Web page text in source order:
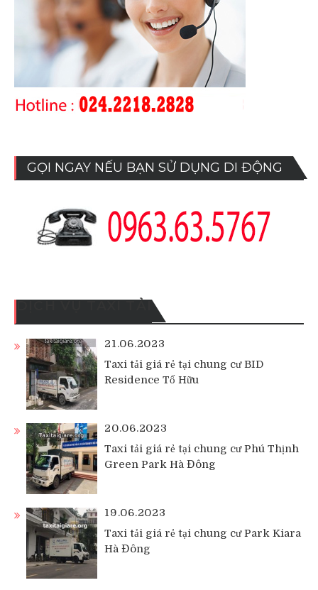
GỌI NGAY NẾU BẠN SỬ DỤNG DI ĐỘNG
21.06.2023
Taxi tải giá rẻ tại chung cư BID
Residence Tố Hữu
20.06.2023
Taxi tải giá rẻ tại chung cư Phú Thịnh
Green Park Hà Đông
19.06.2023
Taxi tải giá rẻ tại chung cư Park Kiara
Hà Đông